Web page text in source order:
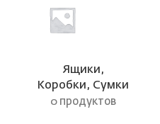
Ящики,
Коробки, Сумки
0 продуктов